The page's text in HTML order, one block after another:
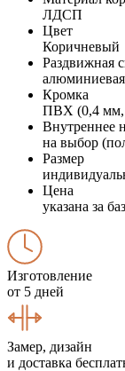
ЛДСП
Цвет
Коричневый
Раздвижная
Кромка
ПВХ (0,4
Внутреннее
на выбор
Размер
Цена
указана за
Изготовление
от 5 дней
Замер, дизайн
и доставка